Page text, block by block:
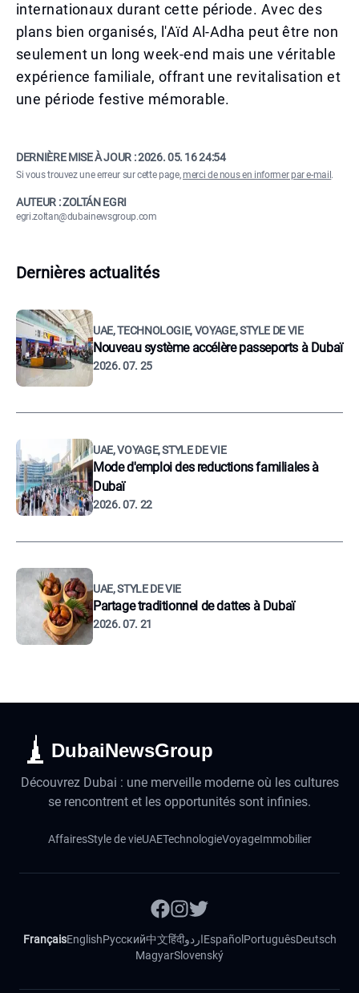
internationaux durant cette période. Avec des
plans bien organisés, l'Aïd Al-Adha peut être non
seulement un long week-end mais une véritable
expérience familiale, offrant une revitalisation et
une période festive mémorable.
DERNIÈRE MISE À JOUR :2026. 05. 16 24:54
Si vous trouvez une erreur sur cette page,merci de nous en informer par e-mail .
AUTEUR : ZOLTÁN EGRI
egri.zoltan@dubainewsgroup.com
Dernières actualités
UAE, TECHNOLOGIE, VOYAGE, STYLE DE VIE
Nouveau système accélère passeports à Dubaï
2026. 07. 25
UAE, VOYAGE, STYLE DE VIE
Mode d'emploi des reductions familiales à
Dubaï
2026. 07. 22
UAE, STYLE DE VIE
Partage traditionnel de dattes à Dubaï
2026. 07. 21
DubaiNewsGroup
Découvrez Dubai : une merveille moderne où les cultures
se rencontrent et les opportunités sont infinies.
AffairesStyle de vieUAETechnologieVoyageImmobilier
FrançaisEnglishРусский中文हिंदीاردوEspañol PortuguêsDeutsch
MagyarSlovenský